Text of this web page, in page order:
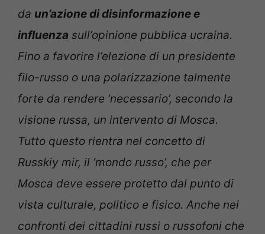
da un’azione di disinformazione e
influenza sull’opinione pubblica ucraina.
Fino a favorire l’elezione di un presidente
filo-russo o una polarizzazione talmente
forte da rendere ‘necessario’, secondo la
visione russa, un intervento di Mosca.
Tutto questo rientra nel concetto di
Russkiy mir, il ‘mondo russo’, che per
Mosca deve essere protetto dal punto di
vista culturale, politico e fisico. Anche nei
confronti dei cittadini russi o russofoni che